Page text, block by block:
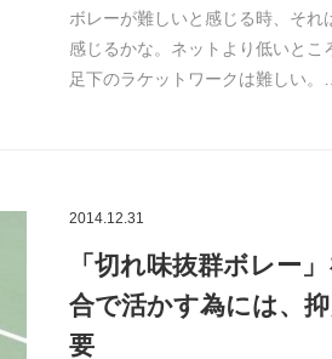
ボレーが難しいと感じる時、それ
感じるかな。ネットより低いとこ
足下のラケットワークは難しい。
2014.12.31
「切れ味抜群ボレー
合で活かす為には、
要